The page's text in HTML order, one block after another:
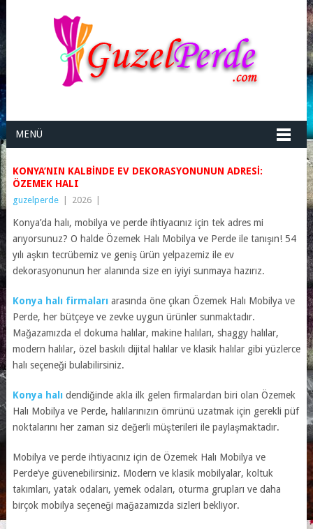
MENÜ
KONYA’NIN KALBINDE EV DEKORASYONUNUN ADRESI:
ÖZEMEK HALI
guzelperde 2026
Konya’da halı, mobilya ve perde ihtiyacınız için tek adres mi
arıyorsunuz? O halde Özemek Halı Mobilya ve Perde ile tanışın! 54
yılı aşkın tecrübemiz ve geniş ürün yelpazemiz ile ev
dekorasyonunun her alanında size en iyiyi sunmaya hazırız.
Konya halı firmalarıarasında öne çıkan Özemek Halı Mobilya ve
Perde, her bütçeye ve zevke uygun ürünler sunmaktadır.
Mağazamızda el dokuma halılar, makine halıları, shaggy halılar,
modern halılar, özel baskılı dijital halılar ve klasik halılar gibi yüzlerce
halı seçeneği bulabilirsiniz.
Konya halıdendiğinde akla ilk gelen firmalardan biri olan Özemek
Halı Mobilya ve Perde, halılarınızın ömrünü uzatmak için gerekli püf
noktalarını her zaman siz değerli müşterileri ile paylaşmaktadır.
Mobilya ve perde ihtiyacınız için de Özemek Halı Mobilya ve
Perde’ye güvenebilirsiniz. Modern ve klasik mobilyalar, koltuk
takımları, yatak odaları, yemek odaları, oturma grupları ve daha
birçok mobilya seçeneği mağazamızda sizleri bekliyor.